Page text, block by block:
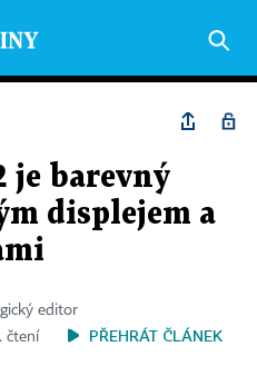
je barevný
displejem a
editor
čtení
PŘEHRÁT ČLÁNEK